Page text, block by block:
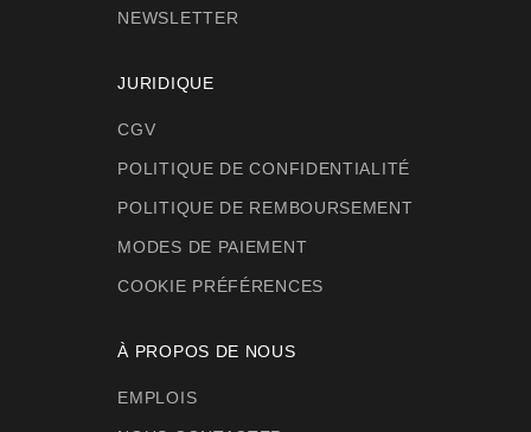
NEWSLETTER
JURIDIQUE
CGV
POLITIQUE DE CONFIDENTIALITÉ
POLITIQUE DE REMBOURSEMENT
MODES DE PAIEMENT
COOKIE PRÉFÉRENCES
À PROPOS DE NOUS
EMPLOIS